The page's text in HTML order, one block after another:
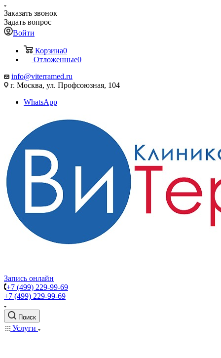
Заказать звонок
Задать вопрос
Войти
Корзина0
Отложенные0
info@viterramed.ru
г. Москва, ул. Профсоюзная, 104
WhatsApp
Запись онлайн
+7 (499) 229-99-69
+7 (499) 229-99-69
Поиск
Услуги